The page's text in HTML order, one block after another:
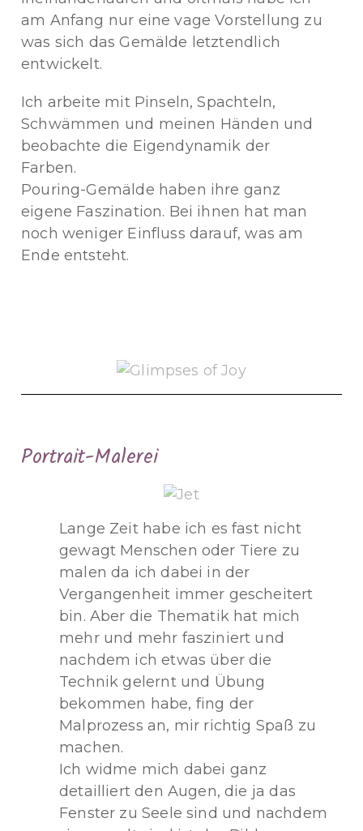
am Anfang nur eine vage Vorstellung zu
was sich das Gemälde letztendlich
entwickelt.
Ich arbeite mit Pinseln, Spachteln,
Schwämmen und meinen Händen und
beobachte die Eigendynamik der
Farben.
Pouring-Gemälde haben ihre ganz
eigene Faszination. Bei ihnen hat man
noch weniger Einfluss darauf, was am
Ende entsteht.
Portrait-Malerei
Lange Zeit habe ich es fast nicht
gewagt Menschen oder Tiere zu
malen da ich dabei in der
Vergangenheit immer gescheitert
bin. Aber die Thematik hat mich
mehr und mehr fasziniert und
nachdem ich etwas über die
Technik gelernt und Übung
bekommen habe, fing der
Malprozess an, mir richtig Spaß zu
machen.
Ich widme mich dabei ganz
detailliert den Augen, die ja das
Fenster zu Seele sind und nachdem